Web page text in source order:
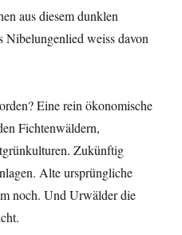
aus diesem dunklen
Nibelungenlied weiss davon
Eine rein ökonomische
Fichtenwäldern,
Zukünftig
Alte ursprüngliche
noch. Und Urwälder die